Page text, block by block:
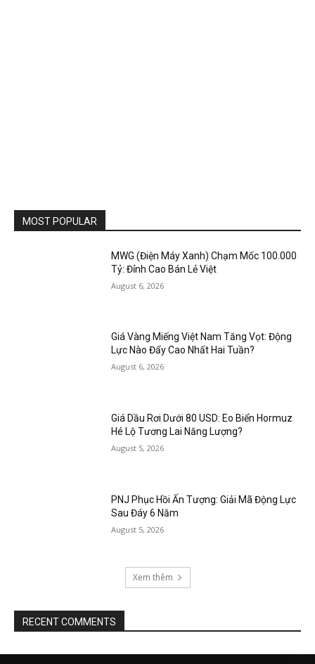
MOST POPULAR
MWG (Điện Máy Xanh) Chạm Mốc 100.000
Tỷ: Đỉnh Cao Bán Lẻ Việt
August 6, 2026
Giá Vàng Miếng Việt Nam Tăng Vọt: Động
Lực Nào Đẩy Cao Nhất Hai Tuần?
August 6, 2026
Giá Dầu Rơi Dưới 80 USD: Eo Biển Hormuz
Hé Lộ Tương Lai Năng Lượng?
August 5, 2026
PNJ Phục Hồi Ấn Tượng: Giải Mã Động Lực
Sau Đáy 6 Năm
August 5, 2026
Xem thêm
RECENT COMMENTS